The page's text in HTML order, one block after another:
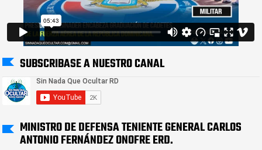
SUBSCRIBASE A NUESTRO CANAL
MINISTRO DE DEFENSA TENIENTE GENERAL CARLOS
ANTONIO FERNÁNDEZ ONOFRE ERD.